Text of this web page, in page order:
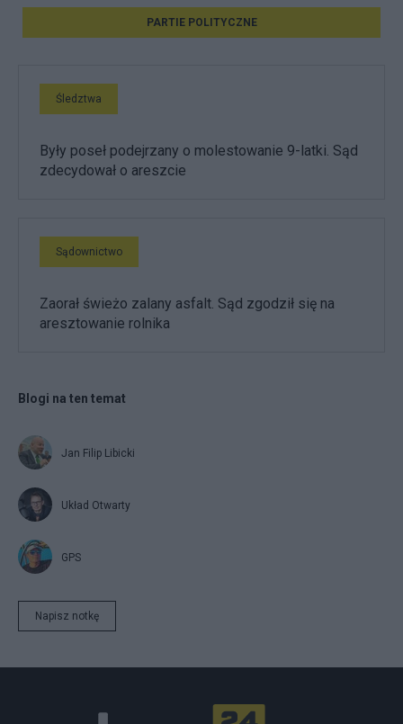
PARTIE POLITYCZNE
Śledztwa
Były poseł podejrzany o molestowanie 9-latki. Sąd
zdecydował o areszcie
Sądownictwo
Zaorał świeżo zalany asfalt. Sąd zgodził się na
aresztowanie rolnika
Blogi na ten temat
Jan Filip Libicki
Układ Otwarty
GPS
Napisz notkę